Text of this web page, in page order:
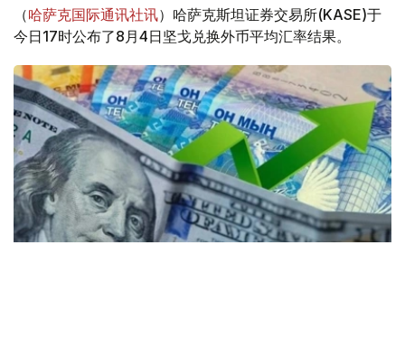
（哈萨克国际通讯社讯）哈萨克斯坦证券交易所(KASE)于
今日17时公布了8月4日坚戈兑换外币平均汇率结果。